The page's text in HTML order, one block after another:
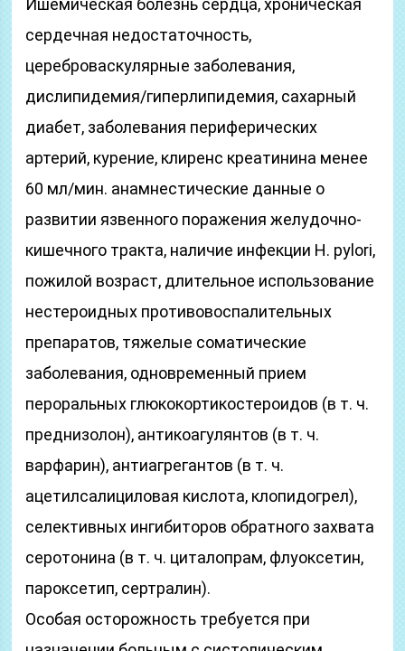
Ишемическая болезнь сердца, хроническая
сердечная недостаточность,
цереброваскулярные заболевания,
дислипидемия/гиперлипидемия, сахарный
диабет, заболевания периферических
артерий, курение, клиренс креатинина менее
60 мл/мин. анамнестические данные о
развитии язвенного поражения желудочно-
кишечного тракта, наличие инфекции Н. pylori,
пожилой возраст, длительное использование
нестероидных противовоспалительных
препаратов, тяжелые соматические
заболевания, одновременный прием
пероральных глюкокортикостероидов (в т. ч.
преднизолон), антикоагулянтов (в т. ч.
варфарин), антиагрегантов (в т. ч.
ацетилсалициловая кислота, клопидогрел),
селективных ингибиторов обратного захвата
серотонина (в т. ч. циталопрам, флуоксетин,
пароксетип, сертралин).
Особая осторожность требуется при